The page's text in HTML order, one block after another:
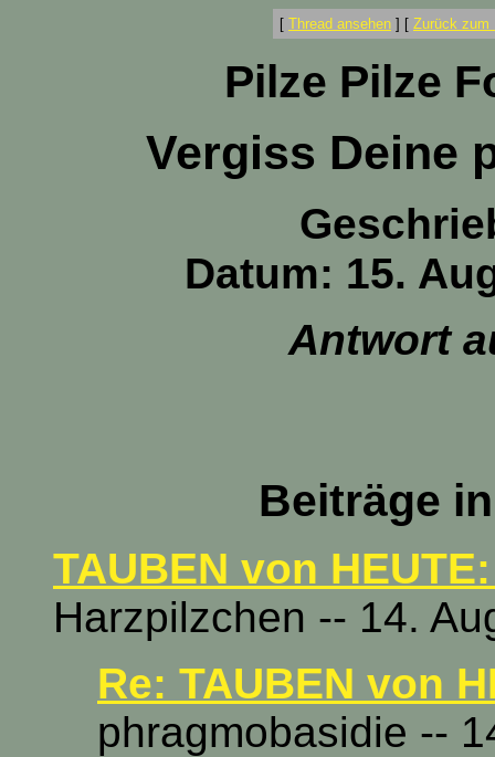
[ Thread ansehen ] [ Zurück zum
Pilze Pilze
Vergiss Deine
Datum: 15.
Antwort
Beiträge
TAUBEN von
Harzpilzchen -- 14.
Re: TAUBEN von
phragmobasidie --